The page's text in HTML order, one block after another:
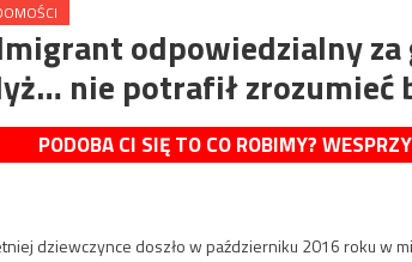
odpowiedzialny
nie potrafił zrozumieć
PODOBA CI SIĘ TO CO ROBIMY?
dziewczynce doszło w październiku 2016 roku w